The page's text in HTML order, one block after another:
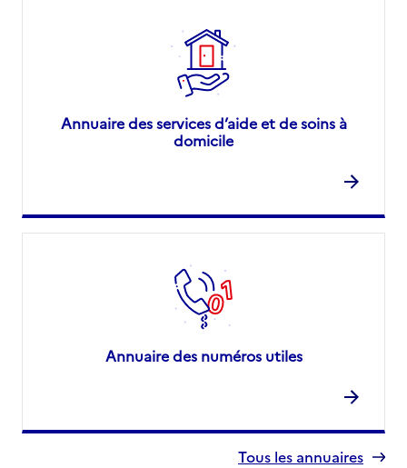
Annuaire des services d’aide et de soins à
domicile
Annuaire des numéros utiles
Tous les annuaires